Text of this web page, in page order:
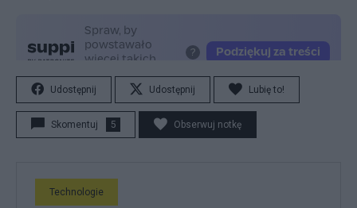
Udostępnij Udostępnij Lubię to!
Skomentuj 5 Obserwuj notkę
Technologie